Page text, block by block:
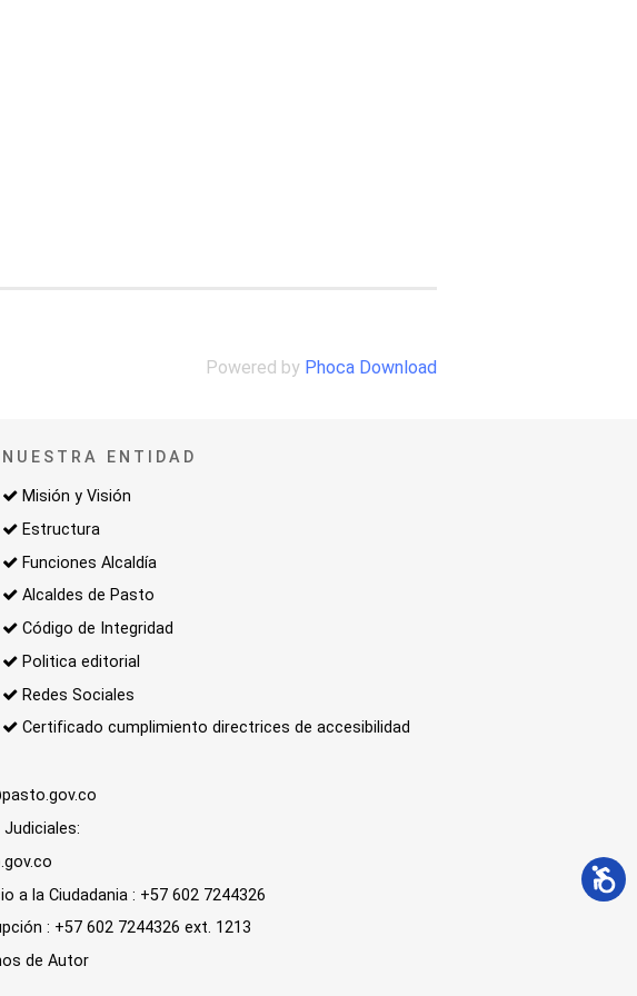
Powered by Phoca Download
NUESTRA ENTIDAD
Misión y Visión
Estructura
Funciones Alcaldía
Alcaldes de Pasto
Código de Integridad
Politica editorial
Redes Sociales
Certificado cumplimiento directrices de accesibilidad
a la Ciudadania : +57 602 7244326
: +57 602 7244326 ext. 1213
de Autor